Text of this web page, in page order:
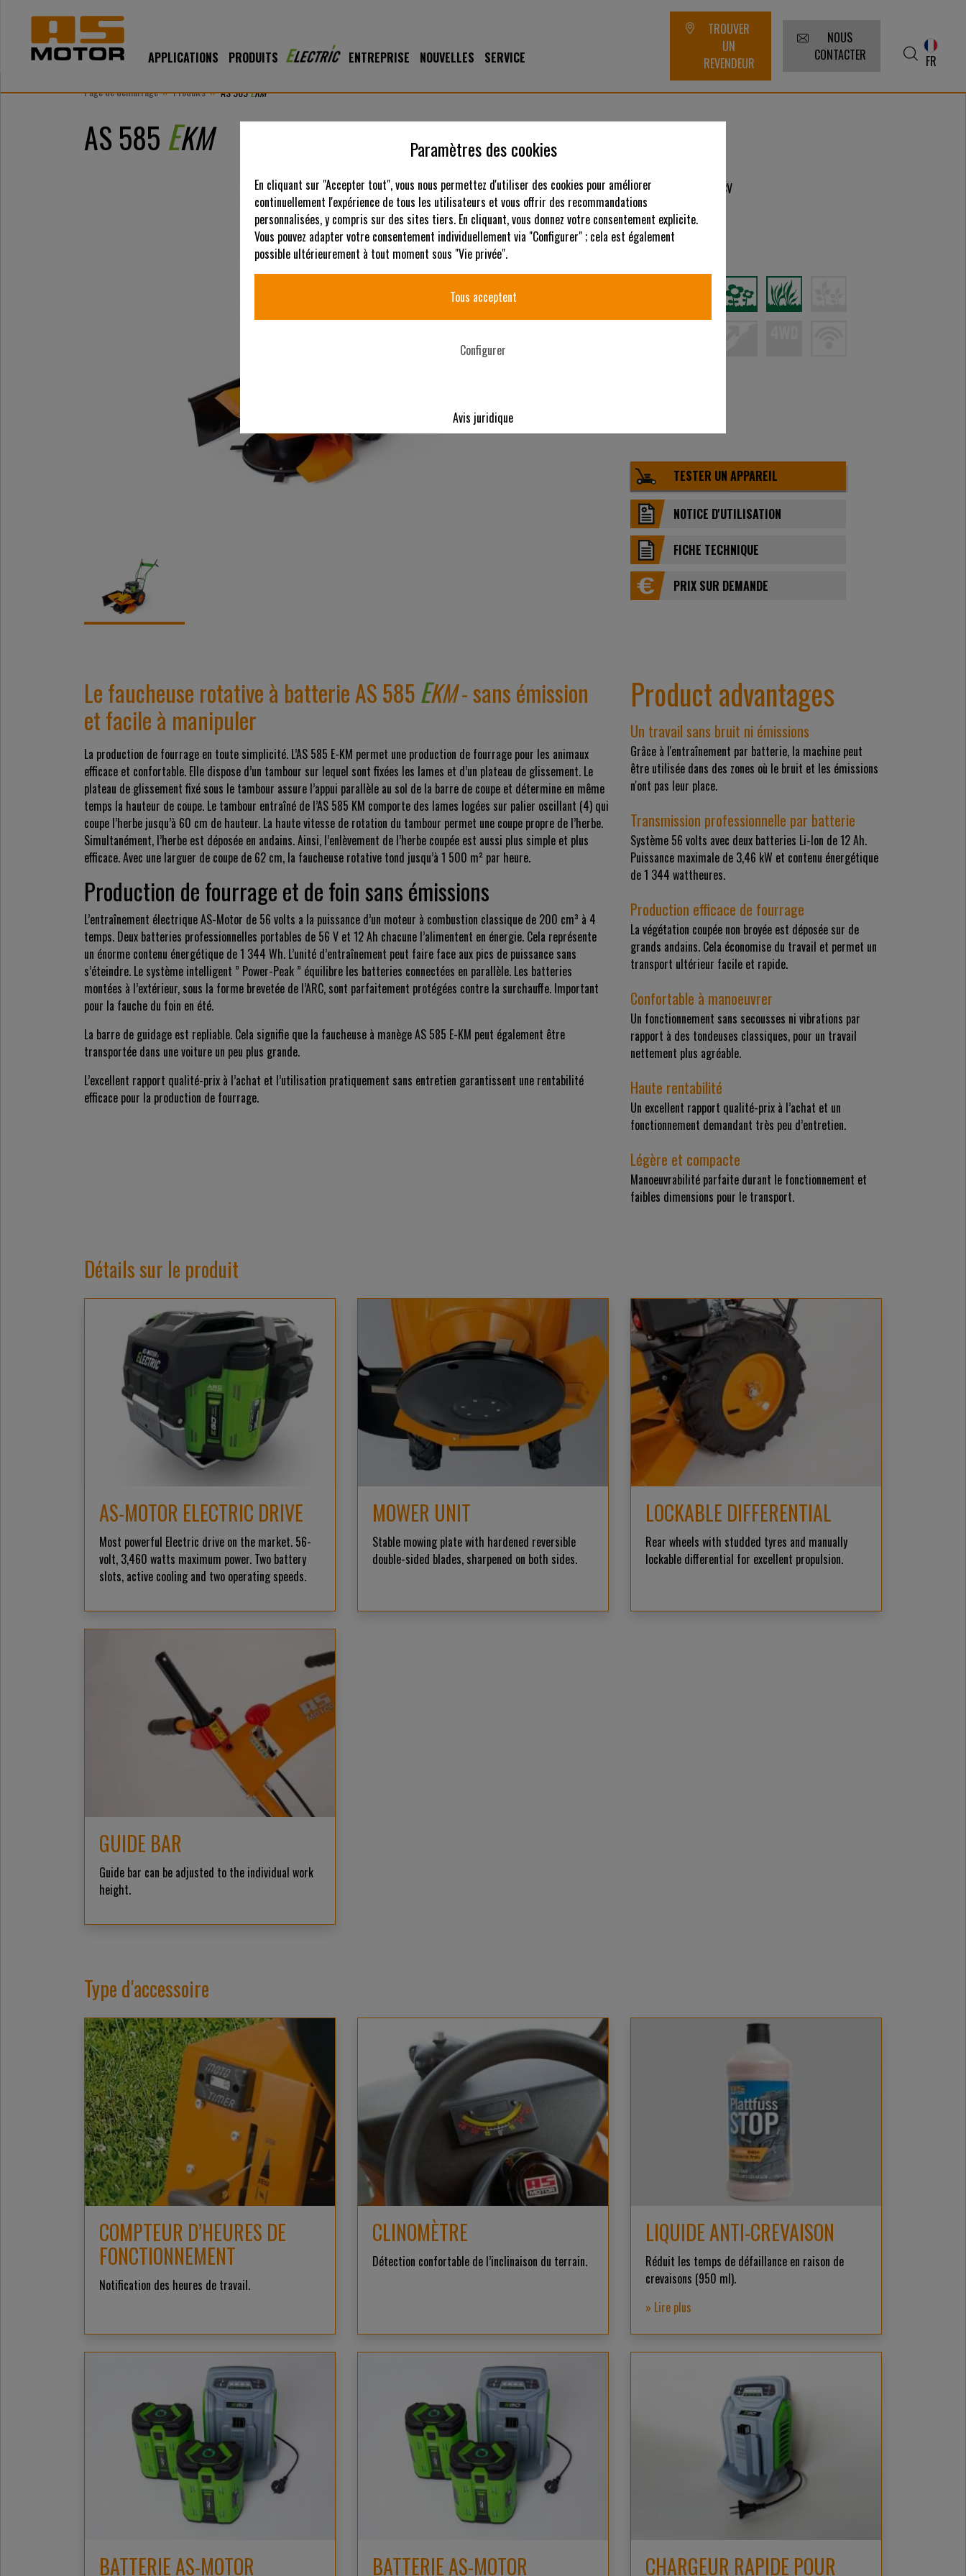
APPLICATIONS PRODUITS ENTREPRISE NOUVELLES SERVICE
TROUVER
UN
REVENDEUR
NOUS
CONTACTER
FR
Page de démarrage » Produits » AS 585EKM
AS 585 EKM
kW/CV
Utilisations
TESTER UN APPAREIL
NOTICE D'UTILISATION
FICHE TECHNIQUE
PRIX ​​SUR DEMANDE
Le faucheuse rotative à batterie AS 585EKM- sans émission
et facile à manipuler
La production de fourrage en toute simplicité. L’AS 585 E-KM permet une production de fourrage pour les animaux
efficace et confortable. Elle dispose d’un tambour sur lequel sont fixées les lames et d’un plateau de glissement. Le
plateau de glissement fixé sous le tambour assure l’appui parallèle au sol de la barre de coupe et détermine en même
temps la hauteur de coupe. Le tambour entraîné de l’AS 585 KM comporte des lames logées sur palier oscillant (4) qui
coupe l’herbe jusqu’à 60 cm de hauteur. La haute vitesse de rotation du tambour permet une coupe propre de l’herbe.
Simultanément, l’herbe est déposée en andains. Ainsi, l’enlèvement de l’herbe coupée est aussi plus simple et plus
efficace. Avec une larguer de coupe de 62 cm, la faucheuse rotative tond jusqu’à 1 500 m² par heure.
Production de fourrage et de foin sans émissions
L’entraînement électrique AS-Motor de 56 volts a la puissance d’un moteur à combustion classique de 200 cm³ à 4
temps. Deux batteries professionnelles portables de 56 V et 12 Ah chacune l’alimentent en énergie. Cela représente
un énorme contenu énergétique de 1 344 Wh. L’unité d’entraînement peut faire face aux pics de puissance sans
s’éteindre. Le système intelligent ” Power-Peak ” équilibre les batteries connectées en parallèle. Les batteries
montées à l’extérieur, sous la forme brevetée de l’ARC, sont parfaitement protégées contre la surchauffe. Important
pour la fauche du foin en été.
La barre de guidage est repliable. Cela signifie que la faucheuse à manège AS 585 E-KM peut également être
transportée dans une voiture un peu plus grande.
L’excellent rapport qualité-prix à l’achat et l’utilisation pratiquement sans entretien garantissent une rentabilité
efficace pour la production de fourrage.
Product advantages
Un travail sans bruit ni émissions
Grâce à l'entraînement par batterie, la machine peut
être utilisée dans des zones où le bruit et les émissions
n'ont pas leur place.
Transmission professionnelle par batterie
Système 56 volts avec deux batteries Li-Ion de 12 Ah.
Puissance maximale de 3,46 kW et contenu énergétique
de 1 344 wattheures.
Production efficace de fourrage
La végétation coupée non broyée est déposée sur de
grands andains. Cela économise du travail et permet un
transport ultérieur facile et rapide.
Confortable à manoeuvrer
Un fonctionnement sans secousses ni vibrations par
rapport à des tondeuses classiques, pour un travail
nettement plus agréable.
Haute rentabilité
Un excellent rapport qualité-prix à l’achat et un
fonctionnement demandant très peu d’entretien.
Légère et compacte
Manoeuvrabilité parfaite durant le fonctionnement et
faibles dimensions pour le transport.
Détails sur le produit
AS-MOTOR ELECTRIC DRIVE
Most powerful Electric drive on the market. 56-
volt, 3,460 watts maximum power. Two battery
slots, active cooling and two operating speeds.
MOWER UNIT
Stable mowing plate with hardened reversible
double-sided blades, sharpened on both sides.
LOCKABLE DIFFERENTIAL
Rear wheels with studded tyres and manually
lockable differential for excellent propulsion.
GUIDE BAR
Guide bar can be adjusted to the individual work
height.
Type d'accessoire
COMPTEUR D’HEURES DE
FONCTIONNEMENT
Notification des heures de travail.
CLINOMÈTRE
Détection confortable de l’inclinaison du terrain.
LIQUIDE ANTI-CREVAISON
Réduit les temps de défaillance en raison de
crevaisons (950 ml).
» Lire plus
BATTERIE AS-MOTOR
BATTERIE AS-MOTOR
CHARGEUR RAPIDE POUR
Paramètres des cookies
En cliquant sur "Accepter tout", vous nous permettez d'utiliser des cookies pour améliorer
continuellement l'expérience de tous les utilisateurs et vous offrir des recommandations
personnalisées, y compris sur des sites tiers. En cliquant, vous donnez votre consentement explicite.
Vous pouvez adapter votre consentement individuellement via "Configurer" ; cela est également
possible ultérieurement à tout moment sous "Vie privée".
Tous acceptent
Configurer
Avis juridique